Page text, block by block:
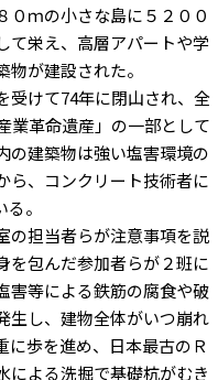
０ｍの小さな島に５２００
て栄え、高層アパートや学
が建設された。
けて74年に閉山され、全
業革命遺産」の一部として
の建築物は強い塩害環境の
ら、コンクリート技術者に
。
の担当者らが注意事項を説
を包んだ参加者らが２班に
害等による鉄筋の腐食や破
生し、建物全体がいつ崩れ
に歩を進め、日本最古のＲ
による洗掘で基礎杭がむき